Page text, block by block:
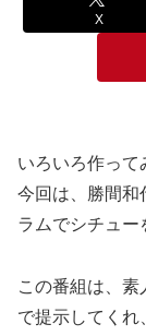
X
いろいろ作って
今回は、勝間和
ラムでシチュー
この番組は、
で提示してくれ